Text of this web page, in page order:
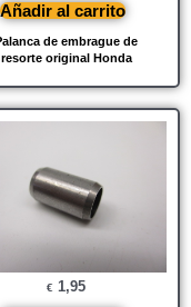
de embrague de
resorte original Honda
Añadir al carrito
€ 1,95